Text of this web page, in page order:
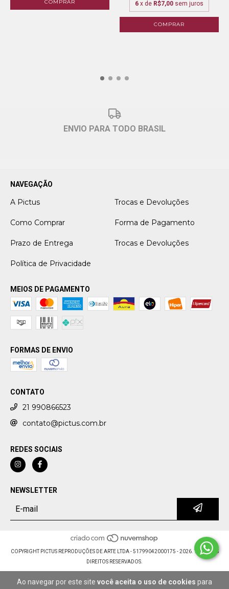
Ao navegar por este site você aceita o uso de cookies para
COMPRAR 6 x de R$7,00 sem juros
COMPRAR
ENVIO PARA TODO BRASIL
NAVEGAÇÃO
A Pictus Trocas e Devoluções
Como Comprar Forma de Pagamento
Prazo de Entrega Trocas e Devoluções
Política de Privacidade
MEIOS DE PAGAMENTO
FORMAS DE ENVIO
CONTATO
21 990866523
contato@pictus.com.br
REDES SOCIAIS
NEWSLETTER
COPYRIGHT PICTUS REPRODUÇÕES DE ARTE LTDA - 51799042000175 - 2026. TODOS OS
DIREITOS RESERVADOS.